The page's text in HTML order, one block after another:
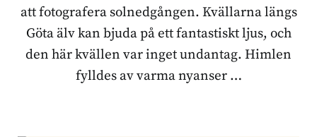
att fotografera solnedgången. Kvällarna längs
Göta älv kan bjuda på ett fantastiskt ljus, och
den här kvällen var inget undantag. Himlen
fylldes av varma nyanser …